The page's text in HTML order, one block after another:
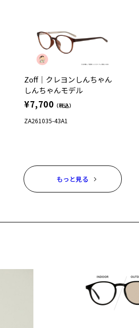
Zoff｜クレヨンしんちゃん
しんちゃんモデル
¥7,700 （税込）
ZA261035-43A1
もっと見る